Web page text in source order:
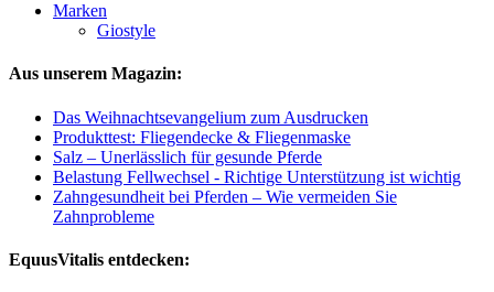
Marken
Giostyle
Aus unserem Magazin:
Das Weihnachtsevangelium zum Ausdrucken
Produkttest: Fliegendecke & Fliegenmaske
Salz – Unerlässlich für gesunde Pferde
Belastung Fellwechsel - Richtige Unterstützung ist wichtig
Zahngesundheit bei Pferden – Wie vermeiden Sie
Zahnprobleme
EquusVitalis entdecken: